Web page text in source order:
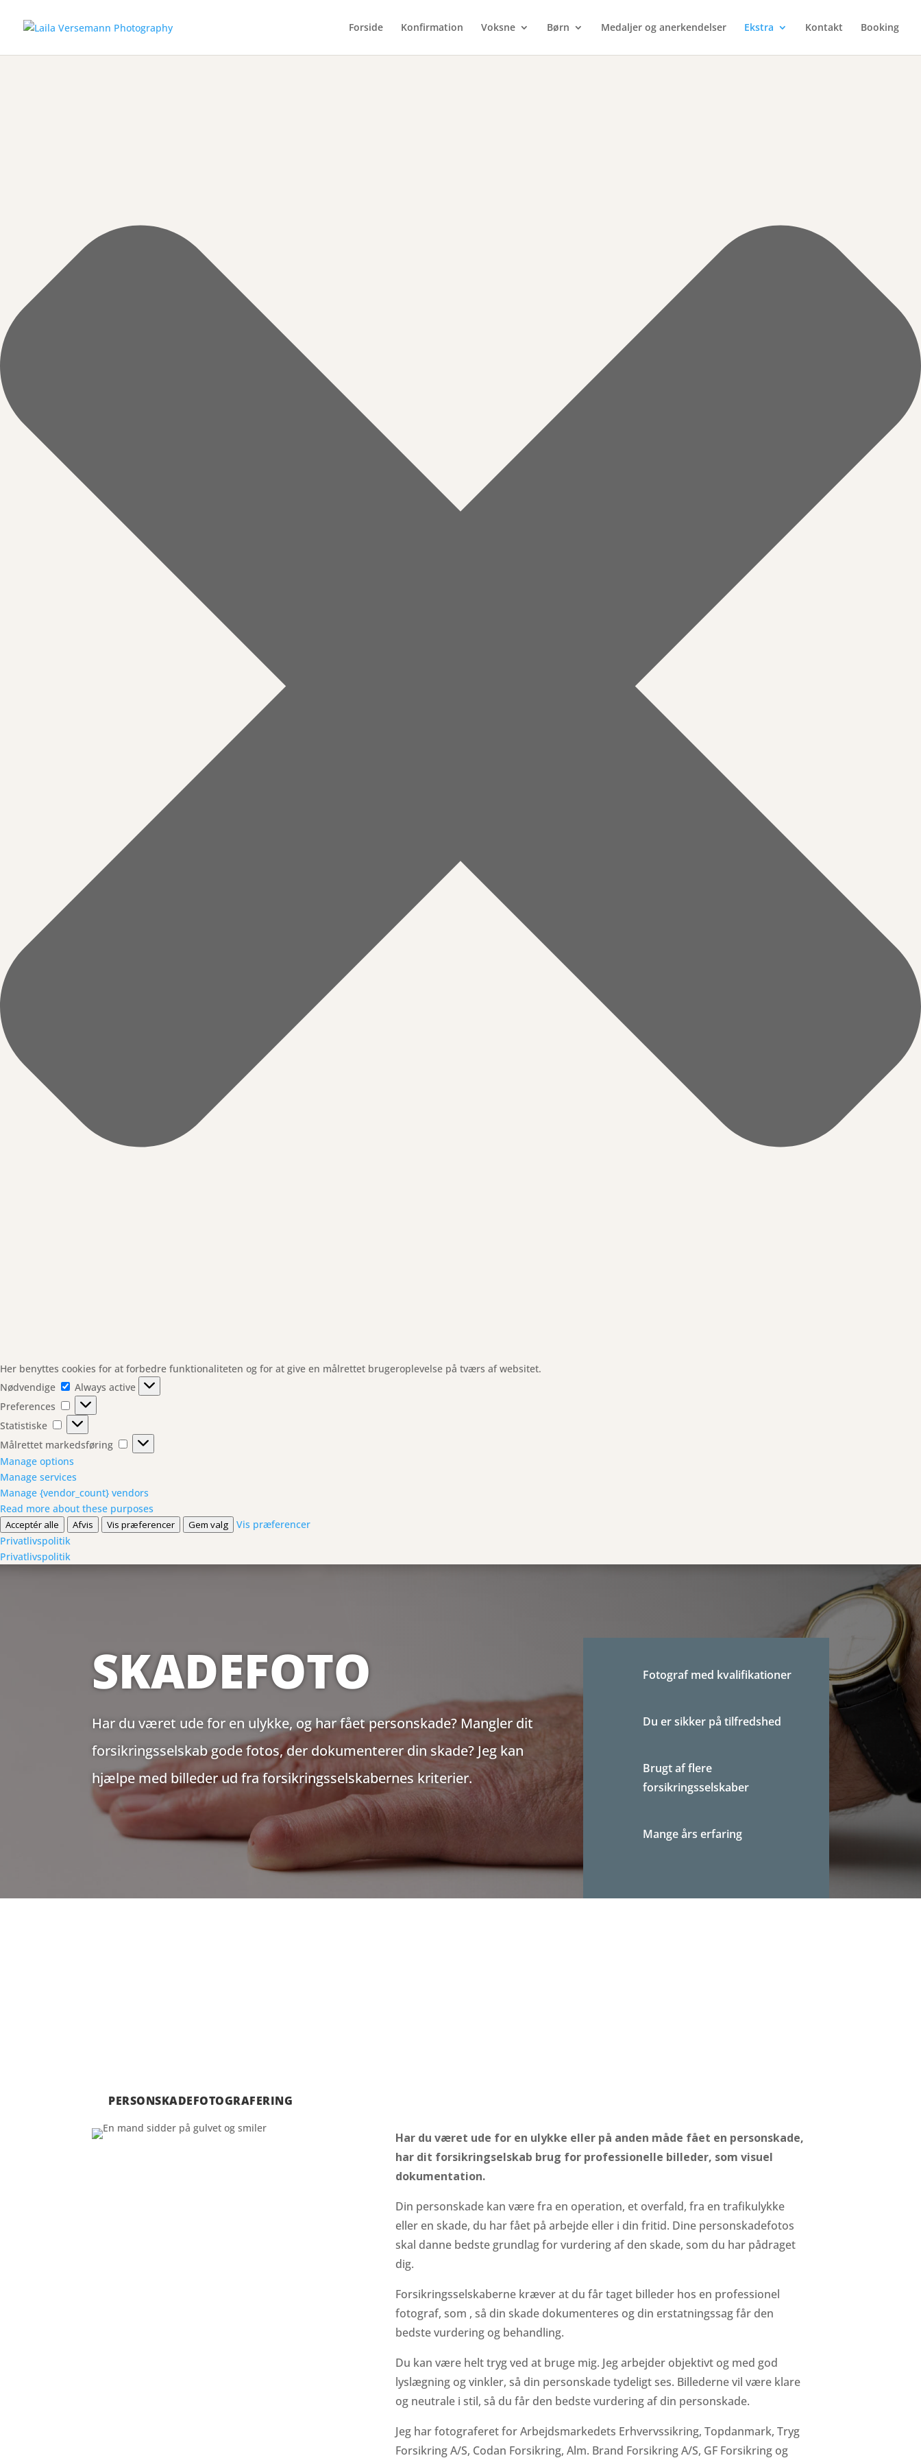
Her benyttes cookies for at forbedre funktionaliteten og for at give en målrettet brugeroplevelse på tværs af websitet.
Nødvendige
Nødvendige
Always active
Preferences
Preferences
Statistiske
Statistiske
Målrettet markedsføring
Målrettet
markedsføring
Manage options
Manage services
Manage {vendor_count} vendors
Read more about these purposes
Acceptér alle Afvis Vis præferencer Gem valg
Vis præferencer
Privatlivspolitik
Privatlivspolitik
Forside Konfirmation Voksne Børn Medaljer og anerkendelser Ekstra Kontakt Booking
SKADEFOTO
Har du været ude for en ulykke, og har fået personskade? Mangler dit
forsikringsselskab gode fotos, der dokumenterer din skade?Jeg kan
hjælpe med billeder ud fra forsikringsselskabernes kriterier.
Fotograf med kvalifikationer
Du er sikker på tilfredshed
Brugt af flere
forsikringsselskaber
Mange års erfaring
PERSONSKADEFOTOGRAFERING
Har du været ude for en ulykke eller på anden måde fået en personskade,
har dit forsikringselskab brug for professionelle billeder, som visuel
dokumentation.
Din personskade kan være fra en operation, et overfald, fra en trafikulykke
eller en skade, du har fået på arbejde eller i din fritid. Dine personskadefotos
skal danne bedste grundlag for vurdering af den skade, som du har pådraget
dig.
Forsikringsselskaberne kræver at du får taget billeder hos en professionel
fotograf, som , så din skade dokumenteres og din erstatningssag får den
bedste vurdering og behandling.
Du kan være helt tryg ved at bruge mig. Jeg arbejder objektivt og med god
lyslægning og vinkler, så din personskade tydeligt ses. Billederne vil være klare
og neutrale i stil, så du får den bedste vurdering af din personskade.
Jeg har fotograferet for Arbejdsmarkedets Erhvervssikring, Topdanmark, Tryg
Forsikring A/S, Codan Forsikring, Alm. Brand Forsikring A/S, GF Forsikring og